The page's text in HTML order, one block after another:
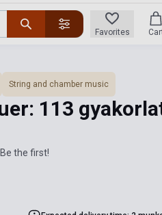
Favorites
String and chamber music
113
the first!